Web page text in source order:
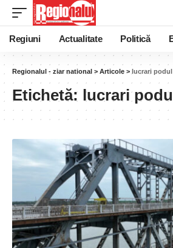
Regiuni Actualitate Politică
Regionalul - ziar national > Articole > lucrari
Etichetă: lucrari